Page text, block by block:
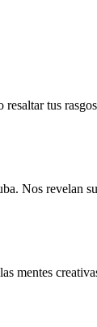
tus
Nos revelan
mentes